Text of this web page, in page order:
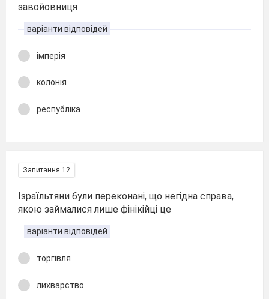
завойовниця
варіанти відповідей
імперія
колонія
республіка
Запитання 12
Ізраїльтяни були переконані, що негідна справа,
якою займалися лише фінікійці це
варіанти відповідей
торгівля
лихварство